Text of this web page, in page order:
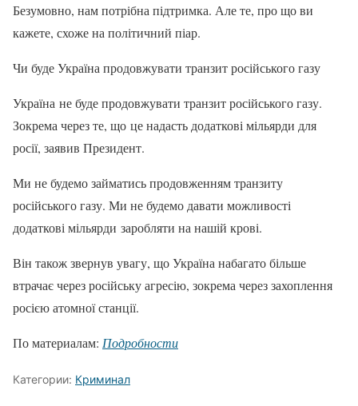
Безумовно, нам потрібна підтримка. Але те, про що ви
кажете, схоже на політичний піар.
Чи буде Україна продовжувати транзит російського газу
Україна не буде продовжувати транзит російського газу.
Зокрема через те, що це надасть додаткові мільярди для
росії, заявив Президент.
Ми не будемо займатись продовженням транзиту
російського газу. Ми не будемо давати можливості
додаткові мільярди заробляти на нашій крові.
Він також звернув увагу, що Україна набагато більше
втрачає через російську агресію, зокрема через захоплення
росією атомної станції.
По материалам: Подробности
Категории: Криминал